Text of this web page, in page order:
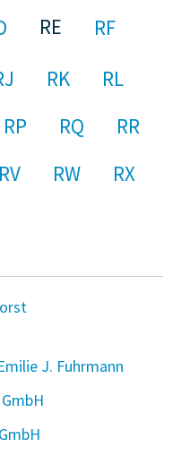
RE
RF
RK
RL
RP RQ
RR
RV RW
RX
J. Fuhrmann